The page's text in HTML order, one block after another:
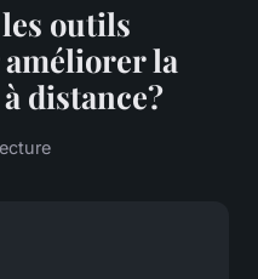
outils
la
distance?